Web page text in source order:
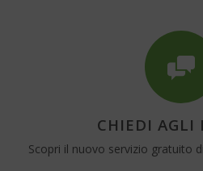
CHIEDI AGLI
Scopri il nuovo servizio gratuito di